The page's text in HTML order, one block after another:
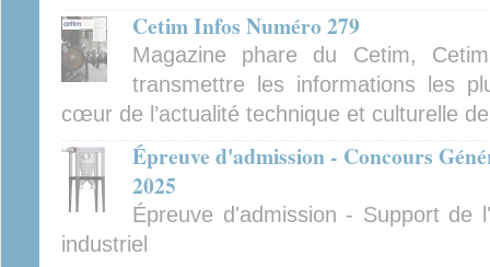
Cetim Infos Numéro 279
Magazine phare du Cetim,
transmettre les informations les
cœur de l’actualité technique et culturelle
Épreuve d'admission - Concours
2025
Épreuve d'admission - Support de
industriel